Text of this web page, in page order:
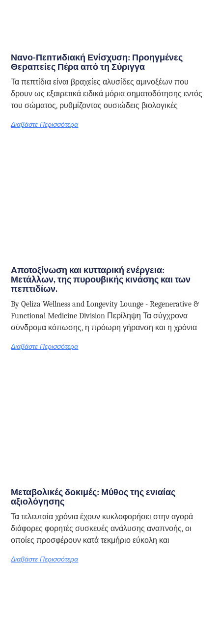
Νανο-Πεптиδιακή Ενίσχυση: Προηγμένες
Θεραπείες Πέρα από τη Σύριγγα
Τα πεπτίδια είναι βραχείες αλυσίδες αμινοξέων που
δρουν ως εξαιρετικά ειδικά μόρια σηματοδότησης εντός
του σώματος, ρυθμίζοντας ουσιώδεις βιολογικές
Διαβάστε Περισσότερα
Αποτοξίνωση και κυτταρική ενέργεια:
Μετάλλων, της πυρουβικής κινάσης και των
πεπτιδίων.
By Qeliza Wellness and Longevity Lounge - Regenerative &
Functional Medicine Division Περίληψη Τα σύγχρονα
σύνδρομα κόπωσης, η πρόωρη γήρανση και η χρόνια
Διαβάστε Περισσότερα
Μεταβολικές δοκιμές: Μύθος της ενιαίας
αξιολόγησης
Τα τελευταία χρόνια έχουν κυκλοφορήσει στην αγορά
διάφορες φορητές συσκευές ανάλυσης αναπνοής, οι
οποίες προσφέρουν κατά τεκμήριο εύκολη και
Διαβάστε Περισσότερα